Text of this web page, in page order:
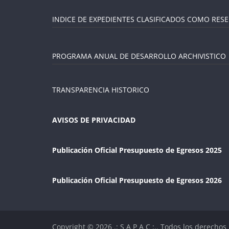
INDICE DE EXPEDIENTES CLASIFICADOS COMO
PROGRAMA ANUAL DE DESARROLLO ARCHIVISTICO
TRANSPARENCIA HISTORICO
AVISOS DE PRIVACIDAD
Publicación Oficial Presupuesto de Egresos 2025
Publicación Oficial Presupuesto de Egresos 2026
Copyright © 2026 .: S A P A C :.. Todos los